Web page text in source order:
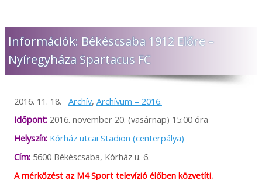
Információk: Békéscsaba 1912 Előre –
Nyíregyháza Spartacus FC
2016. 11. 18. Archív, Archívum – 2016.
Időpont:2016. november 20. (vasárnap) 15:00 óra
Helyszín: Kórház utcai Stadion (centerpálya)
Cím: 5600 Békéscsaba, Kórház u. 6.
A mérkőzést az M4 Sport televízió élőben közvetíti.